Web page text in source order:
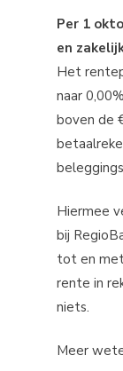
Per 1
en
Het
naar
boven de
Hiermee
bij
tot en
rente in
niets.
Meer